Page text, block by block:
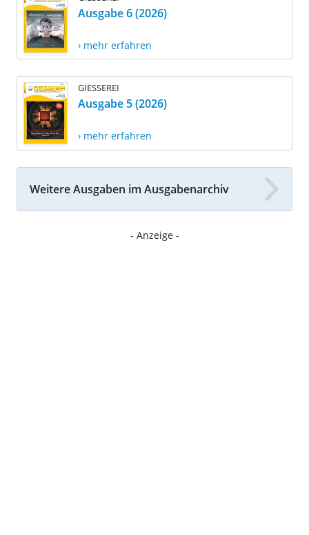
Ausgabe 6 (2026)
› mehr erfahren
GIESSEREI
Ausgabe 5 (2026)
› mehr erfahren
Weitere Ausgaben im Ausgabenarchiv
- Anzeige -